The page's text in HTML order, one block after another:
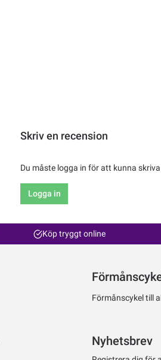
Skriv en recension
Du måste logga in för att kunna
Logga in
Köp tryggt online
Förmånscykel till
Nyhetsbrev